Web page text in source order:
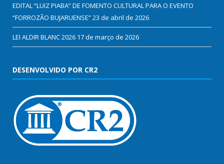
EDITAL “LUIZ PIABA” DE FOMENTO CULTURAL PARA O EVENTO
“FORROZÃO BUJARUENSE”23 de abril de 2026
LEI ALDIR BLANC 2026 17 de março de 2026
DESENVOLVIDO POR CR2